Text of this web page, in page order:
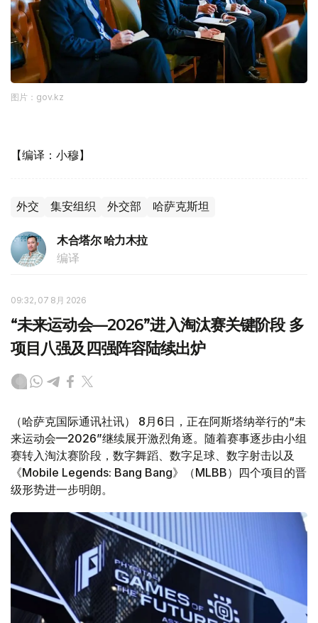
图片：gov.kz
【编译：小穆】
外交 集安组织 外交部 哈萨克斯坦
木合塔尔 哈力木拉
编译
09:32, 07 8月 2026
“未来运动会—2026”进入淘汰赛关键阶段 多
项目八强及四强阵容陆续出炉
（哈萨克国际通讯社讯） 8月6日，正在阿斯塔纳举行的“未
来运动会—2026”继续展开激烈角逐。随着赛事逐步由小组
赛转入淘汰赛阶段，数字舞蹈、数字足球、数字射击以及
《Mobile Legends: Bang Bang》（MLBB）四个项目的晋
级形势进一步明朗。